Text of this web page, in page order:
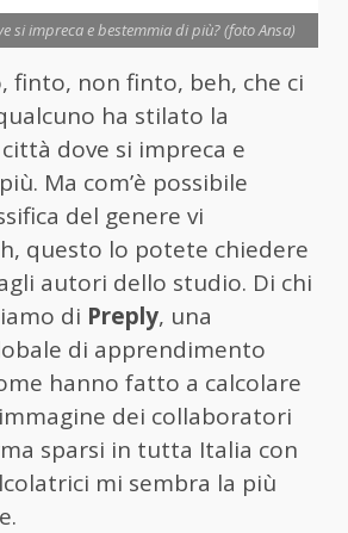
si impreca e bestemmia di più? (foto Ansa)
finto, non finto, beh, che ci
ha stilato la
dove si impreca e
Ma com’è possibile
del genere vi
questo lo potete chiedere
autori dello studio. Di chi
di Preply, una
di apprendimento
hanno fatto a calcolare
dei collaboratori
sparsi in tutta Italia con
mi sembra la più